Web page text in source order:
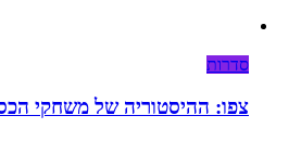
סדרות
צפו: ההיסטוריה של משחקי